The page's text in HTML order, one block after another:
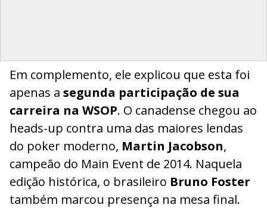
Em complemento, ele explicou que esta foi
apenas a segunda participação de sua
carreira na WSOP. O canadense chegou ao
heads-up contra uma das maiores lendas
do poker moderno, Martin Jacobson,
campeão do Main Event de 2014. Naquela
edição histórica, o brasileiro Bruno Foster
também marcou presença na mesa final.